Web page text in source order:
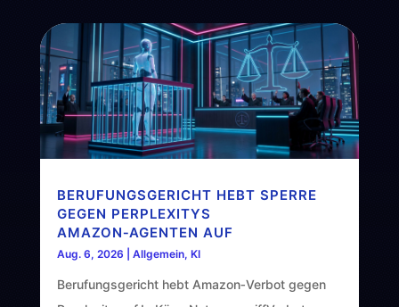
BERUFUNGSGERICHT HEBT SPERRE
GEGEN PERPLEXITYS
AMAZON‑AGENTEN AUF
Aug. 6, 2026 Allgemein, KI
Berufungsgericht hebt Amazon‑Verbot gegen